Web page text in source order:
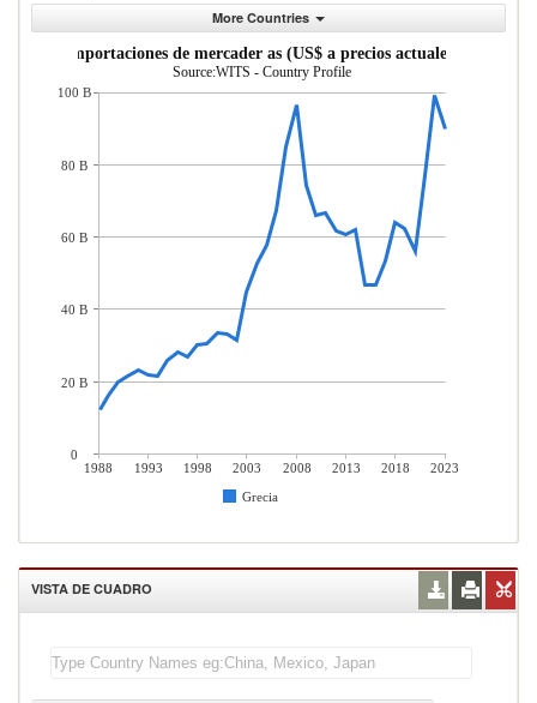
More Countries
Importaciones de mercader as (US$ a precios actuales)
Source:WITS - Country Profile
1988 1993 1998 2003 2008 2013 2018
2023
Grecia
100 B
80 B
60 B
40 B
20 B
0
VISTA DE CUADRO